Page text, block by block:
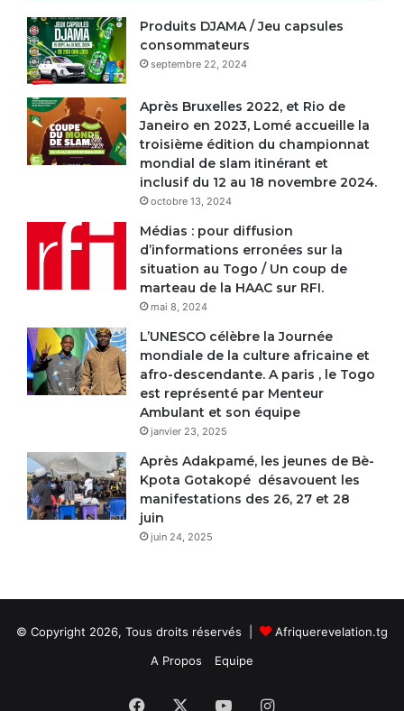
Produits DJAMA / Jeu capsules
consommateurs
septembre 22, 2024
Après Bruxelles 2022, et Rio de
Janeiro en 2023, Lomé accueille la
troisième édition du championnat
mondial de slam itinérant et
inclusif du 12 au 18 novembre 2024.
octobre 13, 2024
Médias : pour diffusion
d’informations erronées sur la
situation au Togo / Un coup de
marteau de la HAAC sur RFI.
mai 8, 2024
L’UNESCO célèbre la Journée
mondiale de la culture africaine et
afro-descendante. A paris , le Togo
est représenté par Menteur
Ambulant et son équipe
janvier 23, 2025
Après Adakpamé, les jeunes de Bè-
Kpota Gotakopé désavouent les
manifestations des 26, 27 et 28
juin
juin 24, 2025
© Copyright 2026, Tous droits réservés |
Afriquerevelation.tg
A Propos
Equipe
Facebook YouTubeInstagram